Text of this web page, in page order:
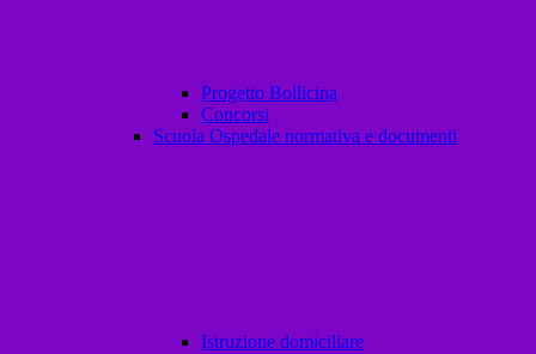
Progetto Bollicina
Concorsi
Scuola Ospedale normativa e documenti
Istruzione domiciliare